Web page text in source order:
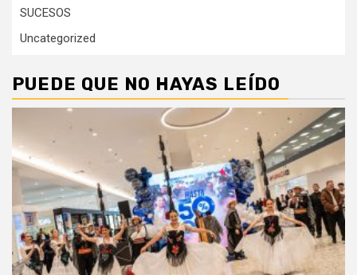
SUCESOS
Uncategorized
PUEDE QUE NO HAYAS LEÍDO